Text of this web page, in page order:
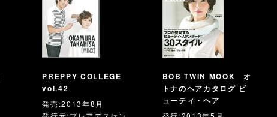
PREPPY COLLEGE
vol.42
発売:2013年8月
BOB TWIN MOOK オ
トナのヘアカタログ ビ
ューティ・ヘア